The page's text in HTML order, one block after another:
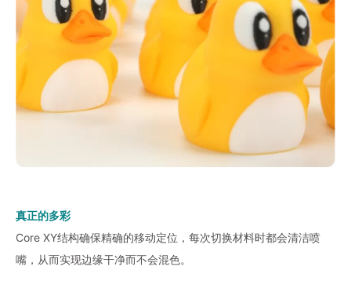
真正的多彩
Core XY结构确保精确的移动定位，每次切换材料时都会清洁喷
嘴，从而实现边缘干净而不会混色。